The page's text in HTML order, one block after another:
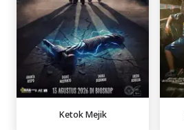
Ketok Mejik